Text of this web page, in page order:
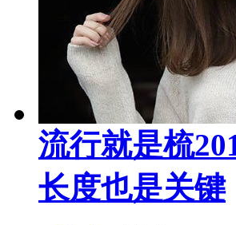
流行就是梳
长度也是关键